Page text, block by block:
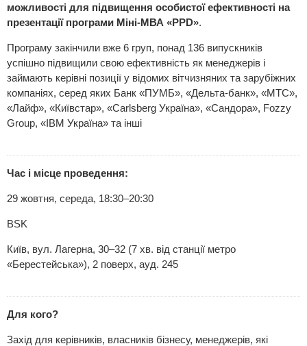
можливості для підвищення особистої ефективності на
презентації програми Міні-МВА «PPD».
Програму закінчили вже 6 груп, понад 136 випускників
успішно підвищили свою ефективність як менеджерів і
займають керівні позиції у відомих вітчизняних та зарубіжних
компаніях, серед яких Банк «ПУМБ», «Дельта-банк», «МТС»,
«Лайф», «Київстар», «Carlsberg Україна», «Сандора», Fozzy
Group, «IBM Україна» та інші
Час і місце проведення:
29 жовтня, середа, 18:30–20:30
BSK
Київ, вул. Лагерна, 30–32 (7 хв. від станції метро
«Берестейська»), 2 поверх, ауд. 245
Для кого?
Захід для керівників, власників бізнесу, менеджерів, які